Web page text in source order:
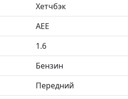
Хетчбэк
AEE
1.6
Бензин
Передний